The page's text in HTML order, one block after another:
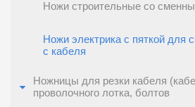
Ножи строительные со
Ножи электрика с пяткой для
с кабеля
Ножницы для резки кабеля
проволочного лотка, болтов